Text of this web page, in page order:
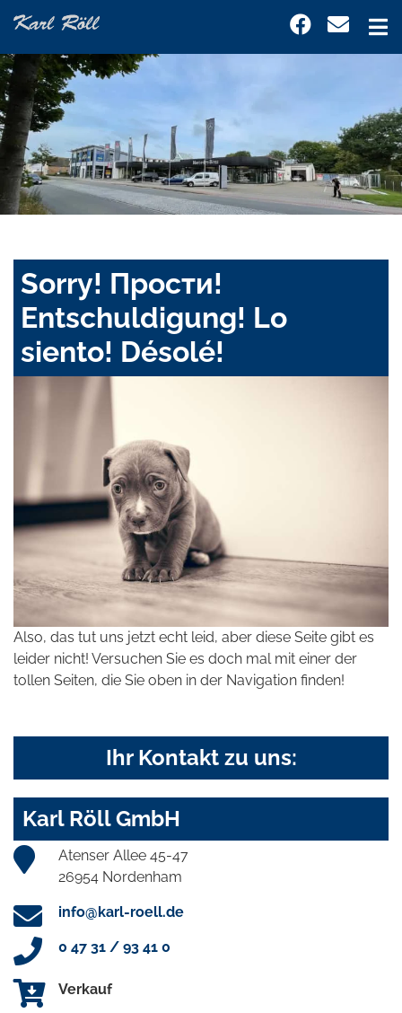
Sorry! Прости!
Entschuldigung! Lo
siento! Désolé!
Also, das tut uns jetzt echt leid, aber diese Seite gibt es
leider nicht! Versuchen Sie es doch mal mit einer der
tollen Seiten, die Sie oben in der Navigation finden!
Ihr Kontakt zu uns:
Karl Röll GmbH
Atenser Allee 45-47
26954 Nordenham
info@karl-roell.de
0 47 31 / 93 41 0
Verkauf